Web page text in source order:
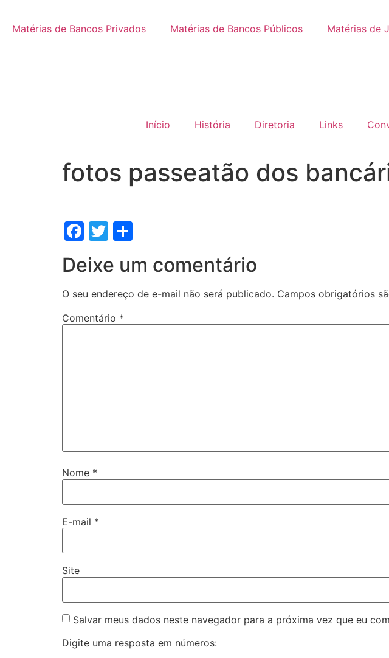
Matérias de Bancos Privados Matérias de Bancos Públicos Matérias de
Início História Diretoria Links
fotos passeatão dos
Facebook
Twitter
Deixe um comentário
O seu endereço de e-mail não será publicado. Campos obrigatórios
Comentário *
Nome *
E-mail *
Site
Salvar meus dados neste navegador para a próxima vez que eu
Digite uma resposta em números: